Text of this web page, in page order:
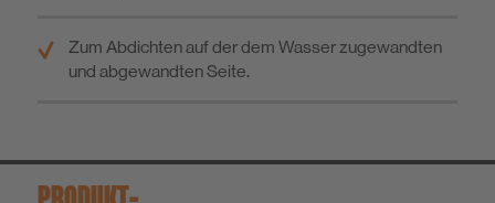
Zum Abdichten auf der dem Wasser zugewandten
und abgewandten Seite.